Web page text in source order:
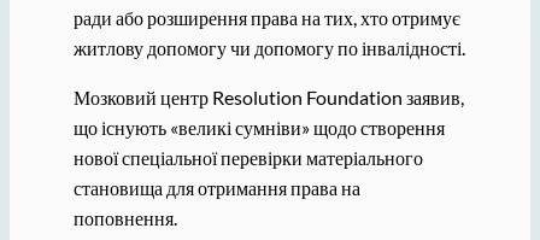
ради або розширення права на тих, хто отримує
житлову допомогу чи допомогу по інвалідності.
Мозковий центр Resolution Foundation заявив,
що існують «великі сумніви» щодо створення
нової спеціальної перевірки матеріального
становища для отримання права на
поповнення.